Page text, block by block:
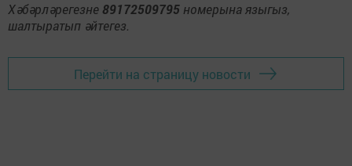
Хәбәрләрегезне 89172509795 номерына языгыз,
шалтыратып әйтегез.
Перейти на страницу новости